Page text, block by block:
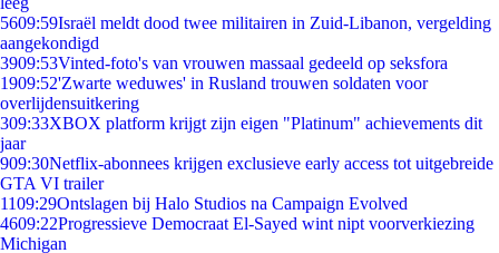
5609:59Israël meldt dood twee militairen in Zuid-Libanon, vergelding
aangekondigd
3909:53Vinted-foto's van vrouwen massaal gedeeld op seksfora
1909:52'Zwarte weduwes' in Rusland trouwen soldaten voor
overlijdensuitkering
309:33XBOX platform krijgt zijn eigen "Platinum" achievements dit
jaar
909:30Netflix-abonnees krijgen exclusieve early access tot uitgebreide
GTA VI trailer
1109:29Ontslagen bij Halo Studios na Campaign Evolved
4609:22Progressieve Democraat El-Sayed wint nipt voorverkiezing
Michigan